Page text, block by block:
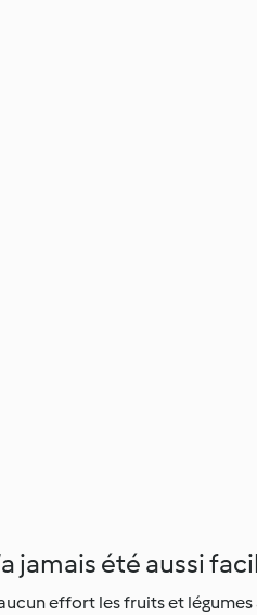
jamais été aussi
effort les fruits et